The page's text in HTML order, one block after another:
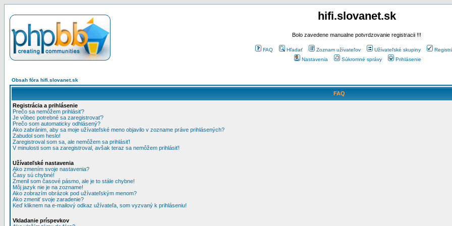
hifi.slovanet.sk
Bolo zavedene manualne potvrdzovanie registracii !!!
FAQ Hľadať Zoznam užívateľov Užívateľské skupiny
Nastavenia
Súkromné správy Prihlásenie
Obsah fóra hifi.slovanet.sk
FAQ
Registrácia a prihlásenie
Prečo sa nemôžem prihlásiť?
Je vôbec potrebné sa zaregistrovať?
Prečo som automaticky odhlásený?
Ako zabránim, aby sa moje užívateľské meno objavilo v zozname práve prihlásených?
Zabudol som heslo!
Zaregistroval som sa, ale nemôžem sa prihlásiť!
V minulosti som sa zaregistroval, avšak teraz sa nemôžem prihlásiť!
Užívateľské nastavenia
Ako zmením svoje nastavenia?
Časy sú chybné!
Zmenil som časové pásmo, ale je to stále chybne!
Môj jazyk nie je na zozname!
Ako zobrazím obrázok pod užívateľským menom?
Ako zmeniť svoje zaradenie?
Keď kliknem na e-mailový odkaz užívateľa, som vyzvaný k prihláseniu!
Vkladanie príspevkov